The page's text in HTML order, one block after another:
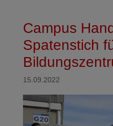
Campus
Spatenstich
15.09.2022